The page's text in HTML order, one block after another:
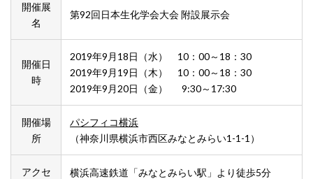
開催展
名
第92回日本生化学会大会 附設展示会
開催日
時
2019年9月18日（水） 10：00～18：30
2019年9月19日（木） 10：00～18：30
2019年9月20日（金） 9:30～17:30
開催場
所
パシフィコ横浜
（神奈川県横浜市西区みなとみらい1-1-1）
アクセ
横浜高速鉄道「みなとみらい駅」より徒歩5分